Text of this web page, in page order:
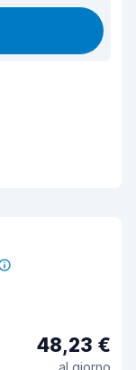
48,23 €
al giorno